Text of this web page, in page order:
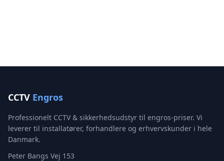
CCTV Engros
Professionelt CCTV & sikkerhedsudstyr til engros-priser. Vi
leverer til installatører, forhandlere og erhvervskunder i hele
Danmark.
Peter Bangs Vej 153